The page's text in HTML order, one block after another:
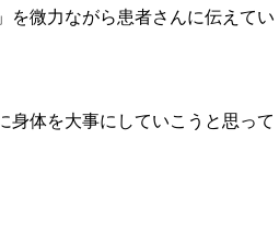
を微力ながら患者さんに伝えてい
身体を大事にしていこうと思って